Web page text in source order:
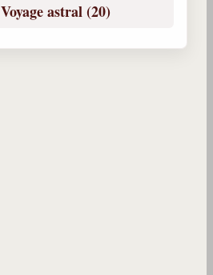
Voyage astral (20)